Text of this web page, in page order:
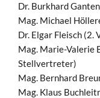
Dr. Burkhard
Mag. Michael
Dr. Elgar Fleisch
Mag. Marie-Valerie
Stellvertreter)
Mag. Bernhard
Mag. Klaus